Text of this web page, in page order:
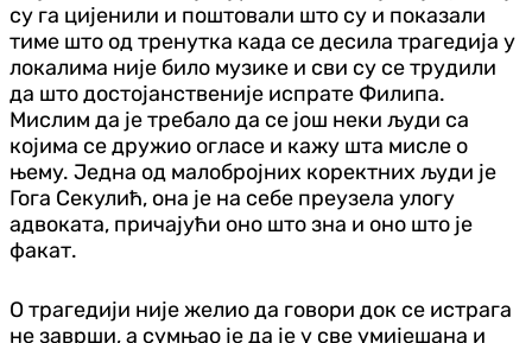
су га цијенили и поштовали што су и показали
тиме што од тренутка када се десила трагедија у
локалима није било музике и сви су се трудили
да што достојанственије испрате Филипа.
Мислим да је требало да се још неки људи са
којима се дружио огласе и кажу шта мисле о
њему. Једна од малобројних коректних људи је
Гога Секулић, она је на себе преузела улогу
адвоката, причајући оно што зна и оно што је
факат.
О трагедији није желио да говори док се истрага
не заврши, а сумњао је да је у све умијешана и